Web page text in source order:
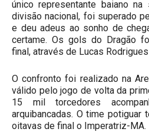
único representante baiano
divisão nacional, foi superado
e deu adeus ao sonho de
certame. Os gols do Dragão
final, através de Lucas
O confronto foi realizado na
válido pelo jogo de volta da
15 mil torcedores
arquibancadas. O time potiguar
oitavas de final o Imperatriz-MA.